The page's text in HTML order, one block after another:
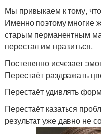
Мы привыкаем к тому,
Именно поэтому многие
старым перманентным
перестал им нравиться.
Постепенно исчезает
Перестаёт раздражать
Перестаёт удивлять
Перестаёт казаться
результат уже давно не